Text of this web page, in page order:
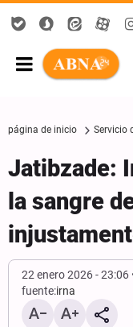
página de inicio Servicio
Jatibzade:
la sangre
22 enero 2026 - 23:06
fuente:irna